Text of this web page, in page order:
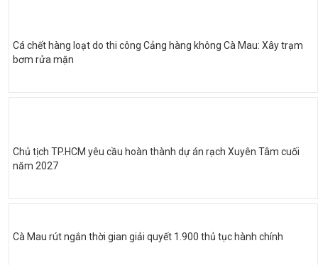
Cá chết hàng loạt do thi công Cảng hàng không Cà Mau: Xây trạm
bơm rửa mặn
Chủ tịch TP.HCM yêu cầu hoàn thành dự án rạch Xuyên Tâm cuối
năm 2027
Cà Mau rút ngắn thời gian giải quyết 1.900 thủ tục hành chính